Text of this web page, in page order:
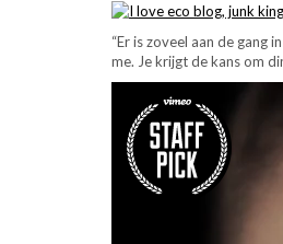
“Er is zoveel aan de gang
me. Je krijgt de kans om